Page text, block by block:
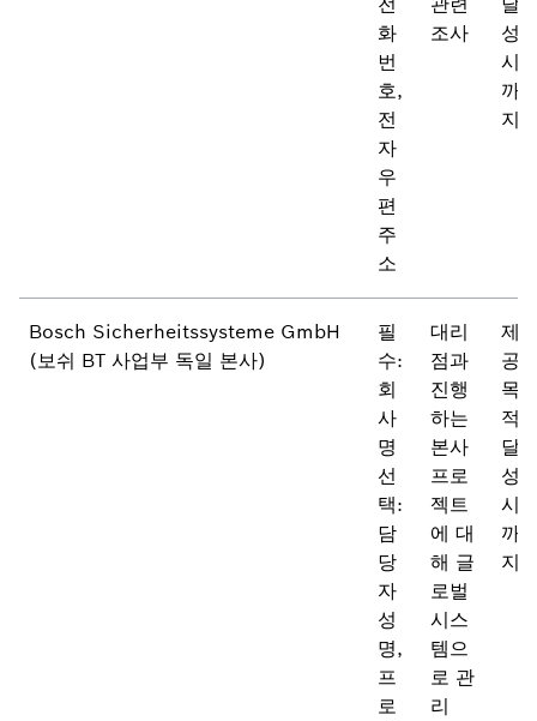
화
번
호,
전
자
우
편
주
소
조사
성
시
까
지
Bosch Sicherheitssysteme GmbH
(보쉬 BT 사업부 독일 본사)
필
수:
회
사
명
선
택:
담
당
자
성
명,
프
로
대리
점과
진행
하는
본사
프로
젝트
에 대
해 글
로벌
시스
템으
로 관
리
제
공
목
적
달
성
시
까
지